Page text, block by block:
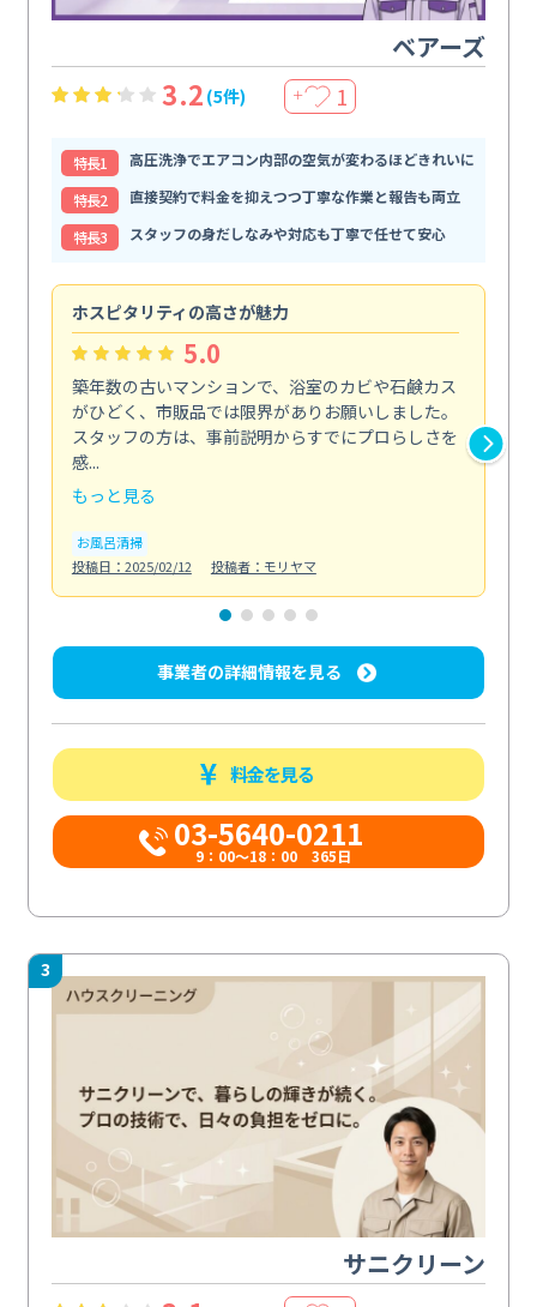
ベアーズ
3.2 (5件) ＋ 1
特⻑1
高圧洗浄でエアコン内部の空気が変わるほどきれいに
特⻑2
直接契約で料金を抑えつつ丁寧な作業と報告も両立
特⻑3
スタッフの身だしなみや対応も丁寧で任せて安心
ホスピタリティの高さが魅力
5.0
築年数の古いマンションで、浴室のカビや石鹸カス
がひどく、市販品では限界がありお願いしました。
スタッフの方は、事前説明からすでにプロらしさを
感...
もっと見る
お風呂清掃
投稿日：2025/02/12
投稿者：モリヤマ
事業者の詳細情報を見る
料金を見る
03-5640-0211
9：00～18：00 365日
3
サニクリーン